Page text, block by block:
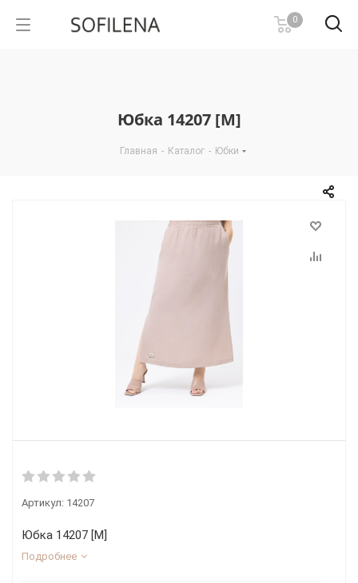
0
Юбка 14207 [М]
Главная - Каталог - Юбки
Артикул: 14207
Юбка 14207 [М]
Подробнее